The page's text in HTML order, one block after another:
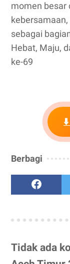
momen besar
sebagai
Hebat, Maju,
ke-69
⬇️
Berbagi
Tidak ada